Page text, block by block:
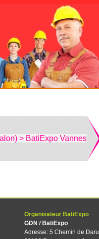
> BatiExpo Vannes
Organisateur BatiExpo
GDN / BatiExpo
Adresse: 5 Chemin de Daru